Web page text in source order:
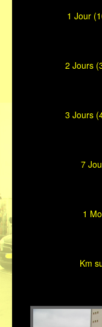
1 Jour
2 Jours
3 Jours
7
1
Km